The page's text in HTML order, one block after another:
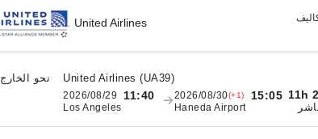
United Airlines
نحو الخارج United Airlines (UA39)
2026/08/29 11:40
Los Angeles
2026/08/30(+1) 15:05
Haneda Airport
11h